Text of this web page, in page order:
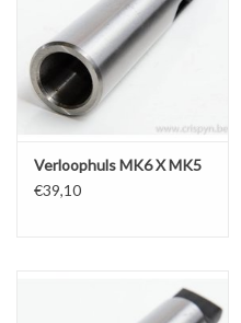
Verloophuls MK6 X MK5
€39,10